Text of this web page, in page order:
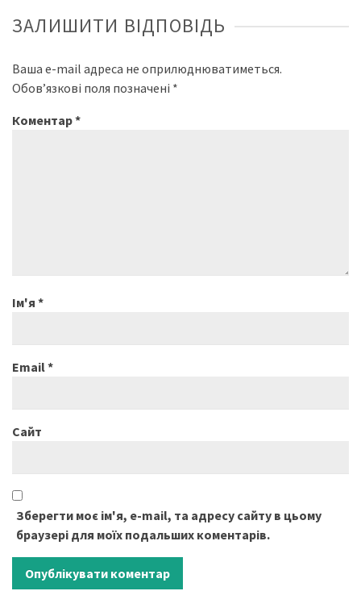
ЗАЛИШИТИ ВІДПОВІДЬ
Ваша e-mail адреса не оприлюднюватиметься.
Обов’язкові поля позначені *
Коментар*
Ім'я *
Email*
Сайт
Зберегти моє ім'я, e-mail, та адресу сайту в цьому
браузері для моїх подальших коментарів.